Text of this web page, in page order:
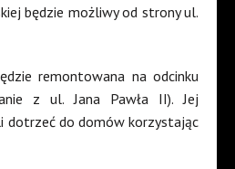
będzie możliwy od strony ul.
remontowana na odcinku
z ul. Jana Pawła II). Jej
dotrzeć do domów korzystając